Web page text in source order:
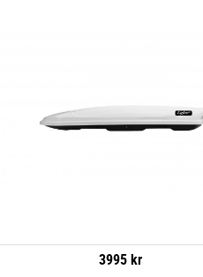
3995 kr